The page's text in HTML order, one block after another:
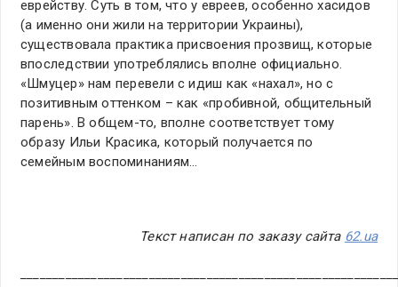
еврейству. Суть в том, что у евреев, особенно хасидов
(а именно они жили на территории Украины),
существовала практика присвоения прозвищ, которые
впоследствии употреблялись вполне официально.
«Шмуцер» нам перевели с идиш как «нахал», но с
позитивным оттенком – как «пробивной, общительный
парень». В общем-то, вполне соответствует тому
образу Ильи Красика, который получается по
семейным воспоминаниям…
Текст написан по заказу сайта 62.ua